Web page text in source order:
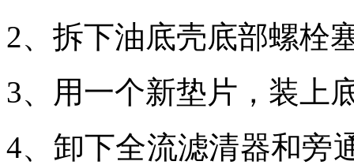
2、拆下油底壳底部螺栓
3、用一个新垫片，装上
4、卸下全流滤清器和旁